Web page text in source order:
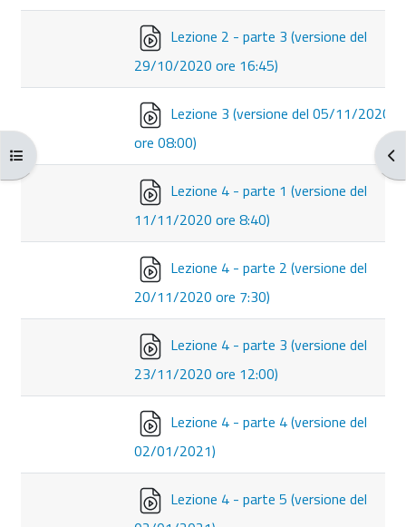
Ouvrir l’index du cours
Lezione 2 - parte 3 (versione del
29/10/2020 ore 16:45)
Lezione 3 (versione del 05/11/2020
ore 08:00)
Lezione 4 - parte 1 (versione del
11/11/2020 ore 8:40)
Lezione 4 - parte 2 (versione del
20/11/2020 ore 7:30)
Lezione 4 - parte 3 (versione del
23/11/2020 ore 12:00)
Lezione 4 - parte 4 (versione del
02/01/2021)
Lezione 4 - parte 5 (versione del